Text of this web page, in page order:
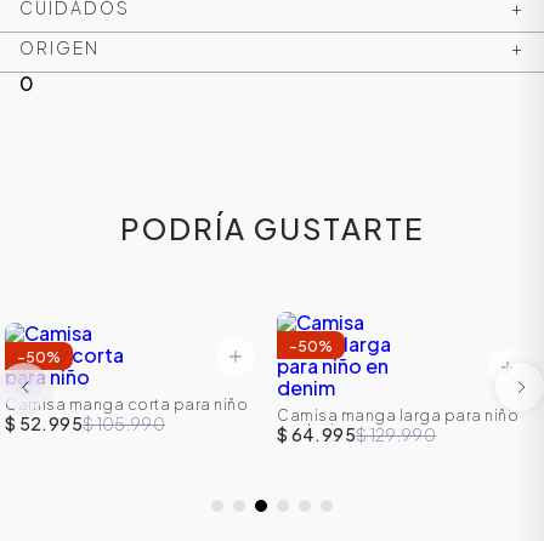
CUIDADOS
+
ORIGEN
+
0
PODRÍA GUSTARTE
-50%
Camisa manga corta para niño
$ 52.995$ 105.990
-50%
Camisa manga larga para niño
en denim
$ 64.995$ 129.990